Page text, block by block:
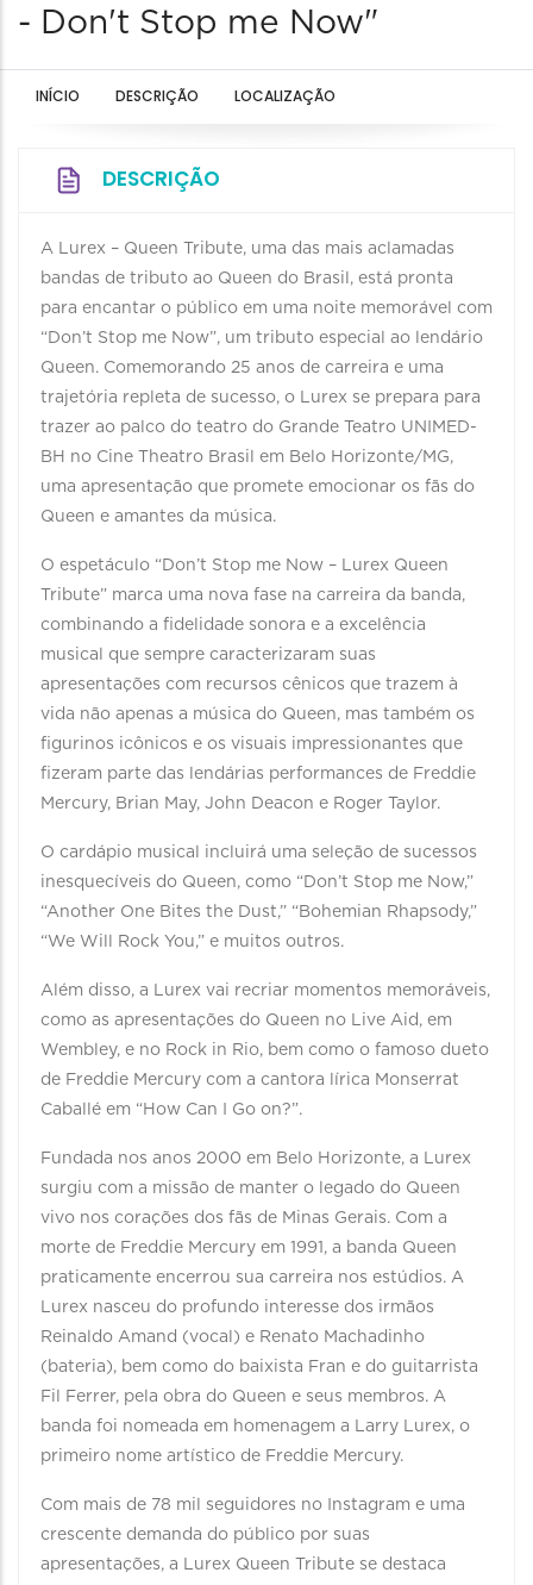
- Don't Stop me Now"
INÍCIO DESCRIÇÃO LOCALIZAÇÃO
DESCRIÇÃO
A Lurex – Queen Tribute, uma das mais aclamadas
bandas de tributo ao Queen do Brasil, está pronta
para encantar o público em uma noite memorável com
“Don’t Stop me Now”, um tributo especial ao lendário
Queen. Comemorando 25 anos de carreira e uma
trajetória repleta de sucesso, o Lurex se prepara para
trazer ao palco do teatro do Grande Teatro UNIMED-
BH no Cine Theatro Brasil em Belo Horizonte/MG,
uma apresentação que promete emocionar os fãs do
Queen e amantes da música.
O espetáculo “Don’t Stop me Now – Lurex Queen
Tribute” marca uma nova fase na carreira da banda,
combinando a fidelidade sonora e a excelência
musical que sempre caracterizaram suas
apresentações com recursos cênicos que trazem à
vida não apenas a música do Queen, mas também os
figurinos icônicos e os visuais impressionantes que
fizeram parte das lendárias performances de Freddie
Mercury, Brian May, John Deacon e Roger Taylor.
O cardápio musical incluirá uma seleção de sucessos
inesquecíveis do Queen, como “Don’t Stop me Now,”
“Another One Bites the Dust,” “Bohemian Rhapsody,”
“We Will Rock You,” e muitos outros.
Além disso, a Lurex vai recriar momentos memoráveis,
como as apresentações do Queen no Live Aid, em
Wembley, e no Rock in Rio, bem como o famoso dueto
de Freddie Mercury com a cantora lírica Monserrat
Caballé em “How Can I Go on?”.
Fundada nos anos 2000 em Belo Horizonte, a Lurex
surgiu com a missão de manter o legado do Queen
vivo nos corações dos fãs de Minas Gerais. Com a
morte de Freddie Mercury em 1991, a banda Queen
praticamente encerrou sua carreira nos estúdios. A
Lurex nasceu do profundo interesse dos irmãos
Reinaldo Amand (vocal) e Renato Machadinho
(bateria), bem como do baixista Fran e do guitarrista
Fil Ferrer, pela obra do Queen e seus membros. A
banda foi nomeada em homenagem a Larry Lurex, o
primeiro nome artístico de Freddie Mercury.
Com mais de 78 mil seguidores no Instagram e uma
crescente demanda do público por suas
apresentações, a Lurex Queen Tribute se destaca